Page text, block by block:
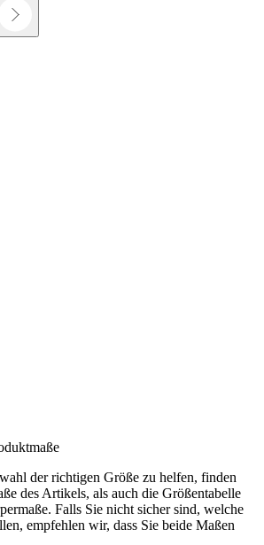
der richtigen Größe zu helfen, finden
des Artikels, als auch die Größentabelle
Falls Sie nicht sicher sind, welche
empfehlen wir, dass Sie beide Maßen